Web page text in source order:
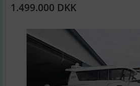
1.499.000 DKK